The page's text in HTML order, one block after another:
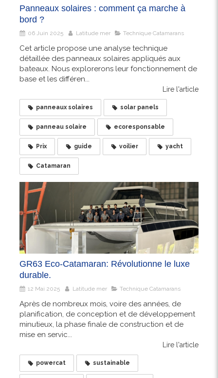
Panneaux solaires : comment ça marche à
bord ?
06 Juin 2025 Latitude mer Technique Catamarans
Cet article propose une analyse technique
détaillée des panneaux solaires appliqués aux
bateaux. Nous explorerons leur fonctionnement de
base et les différen...
Lire l'article
panneaux solaires solar panels
panneau solaire ecoresponsable
Prix guide voilier yacht
Catamaran
GR63 Eco-Catamaran: Révolutionne le luxe
durable.
12 Mai 2025 Latitude mer Technique Catamarans
Après de nombreux mois, voire des années, de
planification, de conception et de développement
minutieux, la phase finale de construction et de
mise en servic...
Lire l'article
powercat sustainable